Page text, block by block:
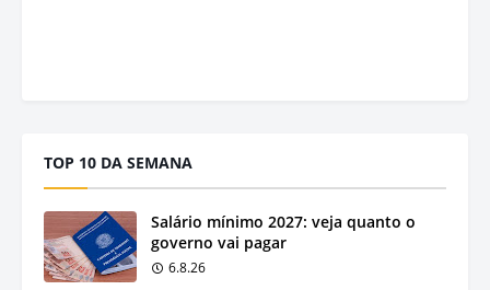
TOP 10 DA SEMANA
Salário mínimo 2027: veja quanto o
governo vai pagar
6.8.26